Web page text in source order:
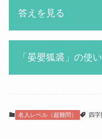
先生
衣を三
いう故
漢字博士
答えを見る
あんえいこきゅう
「晏嬰狐裘」の使
社長は
名人レベル（超難問） 四